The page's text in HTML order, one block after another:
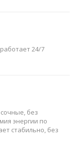
24/7
без
энергии по
стабильно, без